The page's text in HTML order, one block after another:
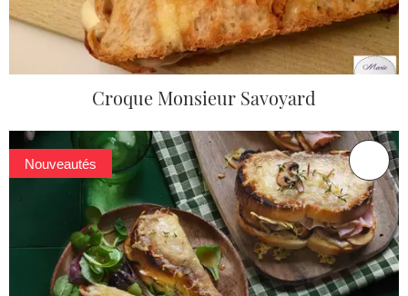
Croque Monsieur Savoyard
Nouveautés